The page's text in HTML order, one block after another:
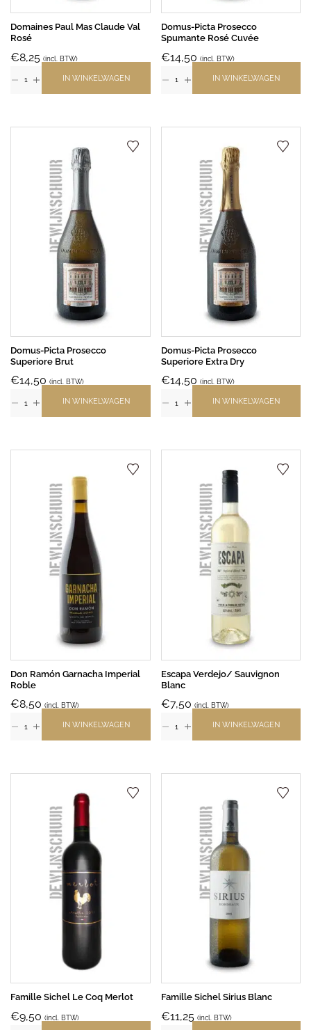
Domaines Paul Mas Claude Val
Rosé
€8,25 (incl. BTW)
IN WINKELWAGEN
Domus-Picta Prosecco
Spumante Rosé Cuvée
€14,50 (incl. BTW)
IN WINKELWAGEN
Domus-Picta Prosecco
Superiore Brut
€14,50 (incl. BTW)
IN WINKELWAGEN
Domus-Picta Prosecco
Superiore Extra Dry
€14,50 (incl. BTW)
IN WINKELWAGEN
Don Ramón Garnacha Imperial
Roble
€8,50 (incl. BTW)
IN WINKELWAGEN
Escapa Verdejo/ Sauvignon
Blanc
€7,50 (incl. BTW)
IN WINKELWAGEN
Famille Sichel Le Coq Merlot
€9,50 (incl. BTW)
Famille Sichel Sirius Blanc
€11,25 (incl. BTW)